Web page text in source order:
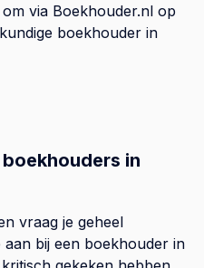
via Boekhouder.nl op
boekhouder in
in
vraag je geheel
bij een boekhouder in